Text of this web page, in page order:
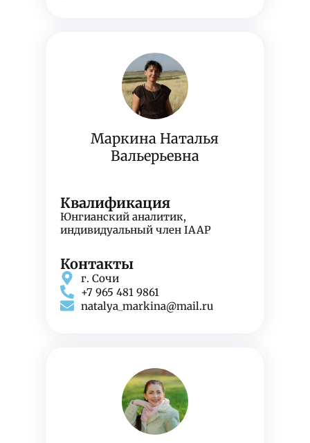
Маркина Наталья
Вальерьевна
Квалификация
Юнгианский аналитик,
индивидуальный член IAAP
Контакты
г. Сочи
+7 965 481 9861
natalya_markina@mail.ru